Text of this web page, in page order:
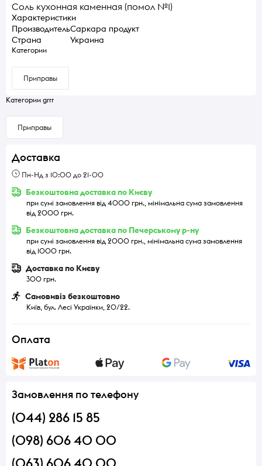
Соль кухонная каменная (помол №1)
Характеристики
ПроизводительСаркара продукт
Страна
Украина
Категории
Приправы
Категории grrr
Приправы
Доставка
Пн-Нд з 10:00 до 21-00
Безкоштовна доставка по Києву
при сумі замовлення від 4000 грн., мінімальна сума замовлення
від 2000 грн.
Безкоштовна доставка по Печерському р-ну
при сумі замовлення від 2000 грн., мінімальна сума замовлення
від 1000 грн.
Доставка по Києву
300 грн.
Самовивіз безкоштовно
Київ, бул. Лесі Українки, 20/22.
Оплата
Замовлення по телефону
(044) 286 15 85
(098) 606 40 00